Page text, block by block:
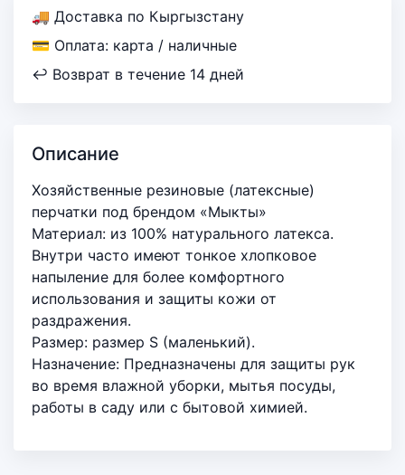
🚚 Доставка по Кыргызстану
💳 Оплата: карта / наличные
↩ Возврат в течение 14 дней
Описание
Хозяйственные резиновые (латексные)
перчатки под брендом «Мыкты»
Материал: из 100% натурального латекса.
Внутри часто имеют тонкое хлопковое
напыление для более комфортного
использования и защиты кожи от
раздражения.
Размер: размер S (маленький).
Назначение: Предназначены для защиты рук
во время влажной уборки, мытья посуды,
работы в саду или с бытовой химией.